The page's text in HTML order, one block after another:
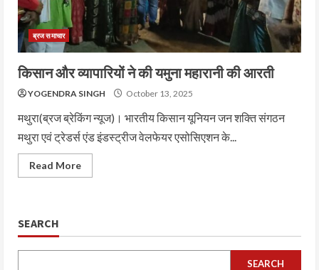
ब्रज समाचार
किसान और व्यापारियों ने की यमुना महारानी की आरती
YOGENDRA SINGH October 13, 2025
मथुरा(ब्रज ब्रेकिंग न्यूज)। भारतीय किसान यूनियन जन शक्ति संगठन
मथुरा एवं ट्रेडर्स एंड इंडस्ट्रीज वेलफेयर एसोसिएशन के...
Read More
SEARCH
SEARCH